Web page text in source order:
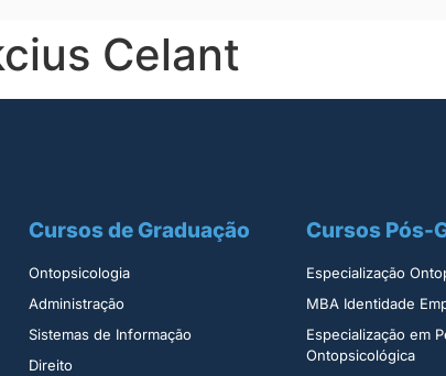
Celant
Cursos de Graduação
Ontopsicologia ​
Administração​
Sistemas de Informação​
Direito​
Cursos Pós-
Especialização
MBA Identidade
Especialização em
Ontopsicológica​